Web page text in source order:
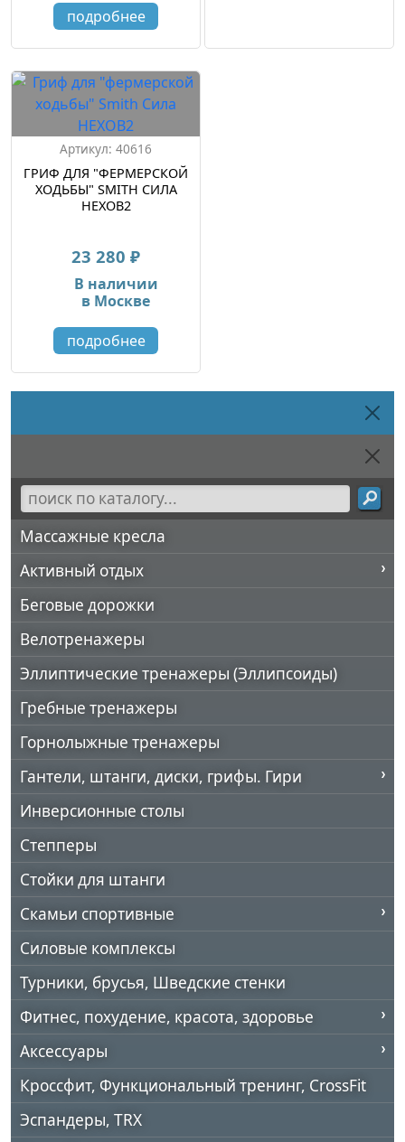
подробнее
Артикул: 40616
ГРИФ ДЛЯ "ФЕРМЕРСКОЙ
ХОДЬБЫ" SMITH СИЛА
HEXOB2
23 280 ₽
В наличии
в Москве
подробнее
Массажные кресла
Активный отдых
Беговые дорожки
Велотренажеры
Эллиптические тренажеры (Эллипсоиды)
Гребные тренажеры
Горнолыжные тренажеры
Гантели, штанги, диски, грифы. Гири
Инверсионные столы
Степперы
Стойки для штанги
Скамьи спортивные
Силовые комплексы
Турники, брусья, Шведские стенки
Фитнес, похудение, красота, здоровье
Аксессуары
Кроссфит, Функциональный тренинг, CrossFit
Эспандеры, TRX